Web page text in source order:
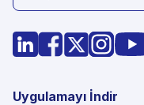
Uygulamayı İndir